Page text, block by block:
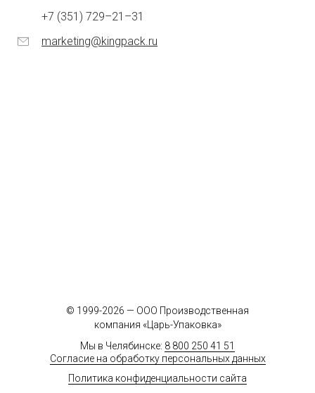
+7 (351) 729–21–31
marketing@kingpack.ru
© 1999-2026 — ООО Производственная
компания «Царь-Упаковка»
Мы в Челябинске: 8 800 250 41 51
Согласие на обработку персональных данных
Политика конфиденциальности сайта